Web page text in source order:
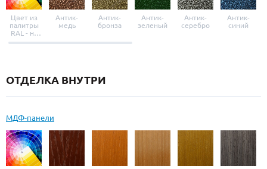
Цвет из
палитры
RAL - на
выбор
Антик-
медь
Антик-
бронза
Антик-
зеленый
Антик-
серебро
Антик-
синий
ОТДЕЛКА ВНУТРИ
МДФ-панели